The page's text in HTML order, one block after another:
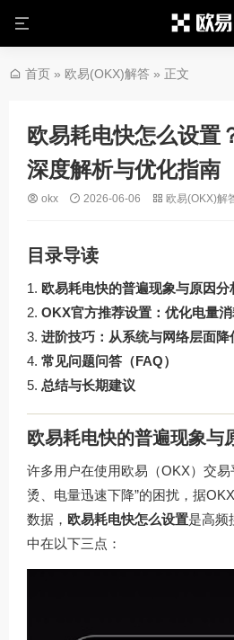
首页 » 欧易(OKX)解答 » 正文
欧易耗电快怎么设置
深度解析与优化指南
okx 2026-06-06 欧易(OKX)解
目录导读
欧易耗电快的普遍现象与原因分
OKX官方推荐设置：优化电量
进阶技巧：从系统与网络层面降
常见问题问答（FAQ）
总结与长期建议
欧易耗电快的普遍现象与
许多用户在使用欧易（OKX）交
烫、电量迅速下降”的困扰，据
数据， 欧易耗电快怎么设置是高频
中在以下三点：